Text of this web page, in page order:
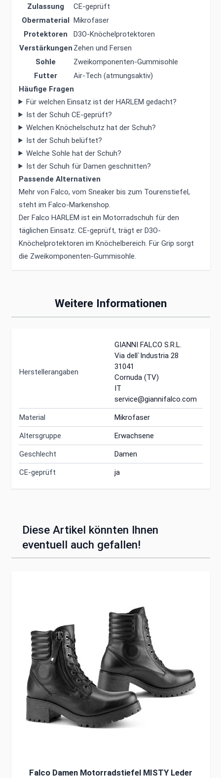
Zulassung
CE-geprüft
Obermaterial Mikrofaser
Protektoren
D3O-Knöchelprotektoren
Verstärkungen Zehen und Fersen
Sohle
Zweikomponenten-Gummisohle
Futter
Air-Tech (atmungsaktiv)
Häufige Fragen
Für welchen Einsatz ist der HARLEM gedacht?
Ist der Schuh CE-geprüft?
Welchen Knöchelschutz hat der Schuh?
Ist der Schuh belüftet?
Welche Sohle hat der Schuh?
Ist der Schuh für Damen geschnitten?
Passende Alternativen
Mehr von Falco, vom Sneaker bis zum Tourenstiefel,
steht im Falco-Markenshop.
Der Falco HARLEM ist ein Motorradschuh für den
täglichen Einsatz. CE-geprüft, trägt er D3O-
Knöchelprotektoren im Knöchelbereich. Für Grip sorgt
die Zweikomponenten-Gummisohle.
Weitere Informationen
Herstellerangaben
GIANNI FALCO S.R.L.
Via dell`Industria 28
31041
Cornuda (TV)
IT
service@giannifalco.com
Material Mikrofaser
Altersgruppe Erwachsene
Geschlecht Damen
CE-geprüft ja
Diese Artikel könnten Ihnen
eventuell auch gefallen!
Falco Damen Motorradstiefel MISTY Leder